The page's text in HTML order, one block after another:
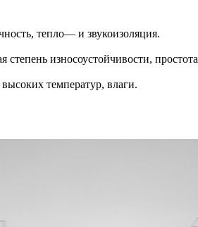
, тепло— и звукоизоляция.
степень износоустойчивости, простота
высоких температур, влаги.